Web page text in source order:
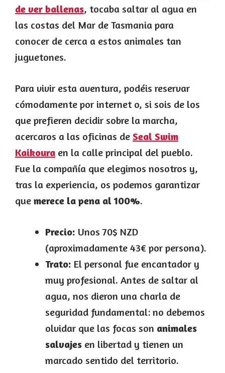
de ver ballenas, tocaba saltar al agua en
las costas del Mar de Tasmania para
conocer de cerca a estos animales tan
juguetones.
Para vivir esta aventura, podéis reservar
cómodamente por internet o, si sois de los
que prefieren decidir sobre la marcha,
acercaros a las oficinas de Seal Swim
Kaikoura en la calle principal del pueblo.
Fue la compañía que elegimos nosotros y,
tras la experiencia, os podemos garantizar
que merece la pena al 100%.
Precio: Unos 70$ NZD
(aproximadamente 43€ por persona).
Trato: El personal fue encantador y
muy profesional. Antes de saltar al
agua, nos dieron una charla de
seguridad fundamental: no debemos
olvidar que las focas son animales
salvajes en libertad y tienen un
marcado sentido del territorio.